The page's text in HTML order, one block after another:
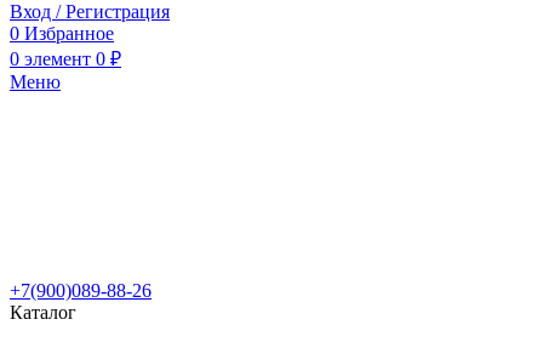
Вход / Регистрация
0 Избранное
0 элемент 0 ₽
Меню
+7(900)089-88-26
Каталог